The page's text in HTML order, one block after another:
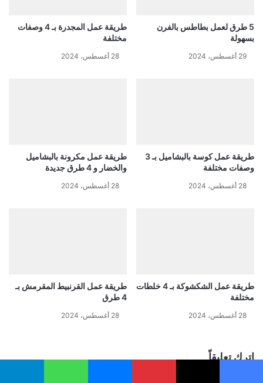
5 طرق لعمل بطاطس بالفرن
بسهولة
29 أغسطس، 2024
طريقة عمل المجدرة بـ 4 وصفات
مختلفة
28 أغسطس، 2024
طريقة عمل كوسة بالبشاميل بـ 3
وصفات مختلفة
28 أغسطس، 2024
طريقة عمل مكرونة بالبشاميل
والخضار و 4 طرق جديدة
28 أغسطس، 2024
طريقة عمل الشكشوكة بـ 4 خلطات
مختلفة
28 أغسطس، 2024
طريقة عمل القرنبيط المقرمش بـ
4 طرق
28 أغسطس، 2024
اترك تعليقاً